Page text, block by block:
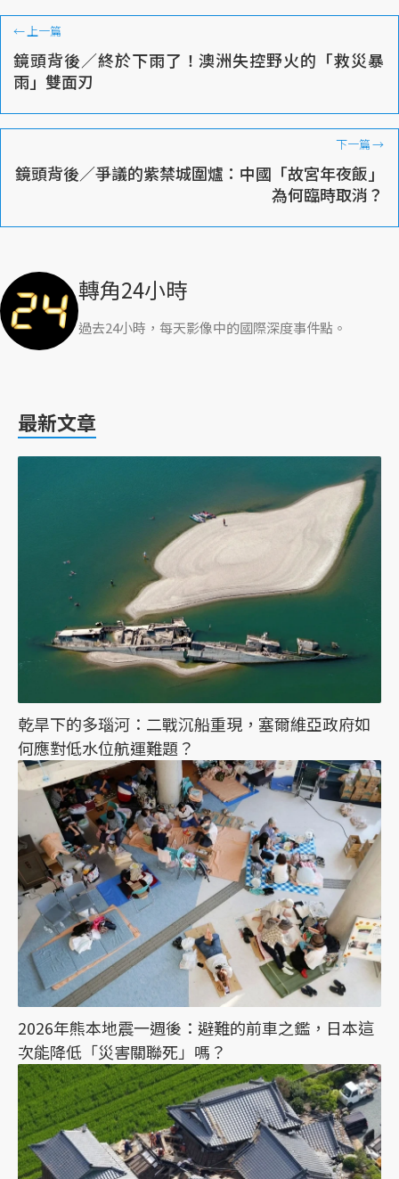
←上一篇
鏡頭背後／終於下雨了！澳洲失控野火的「救災暴
雨」雙面刃
下一篇→
鏡頭背後／爭議的紫禁城圍爐：中國「故宮年夜飯」
為何臨時取消？
轉角24小時
過去24小時，每天影像中的國際深度事件點。
最新文章
乾旱下的多瑙河：二戰沉船重現，塞爾維亞政府如
何應對低水位航運難題？
2026年熊本地震一週後：避難的前車之鑑，日本這
次能降低「災害關聯死」嗎？